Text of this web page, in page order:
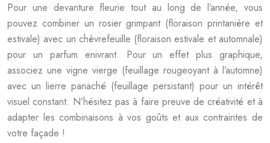
Pour une devanture fleurie tout au long de l’année, vous
pouvez combiner un rosier grimpant (floraison printanière et
estivale) avec un chèvrefeuille (floraison estivale et automnale)
pour un parfum enivrant. Pour un effet plus graphique,
associez une vigne vierge (feuillage rougeoyant à l’automne)
avec un lierre panaché (feuillage persistant) pour un intérêt
visuel constant. N’hésitez pas à faire preuve de créativité et à
adapter les combinaisons à vos goûts et aux contraintes de
votre façade !